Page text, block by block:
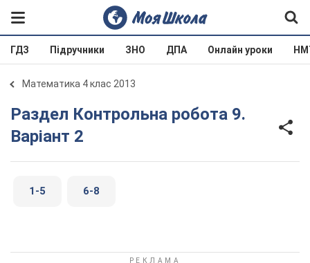
ГДЗ Підручники ЗНО ДПА Онлайн уроки
Математика 4 клас 2013
Раздел Контрольна робота 9.
Варіант 2
1-5 6-8